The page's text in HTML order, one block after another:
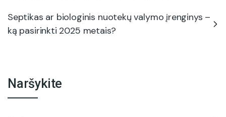
Septikas ar biologinis nuotekų valymo įrenginys –
ką pasirinkti 2025 metais?
Naršykite